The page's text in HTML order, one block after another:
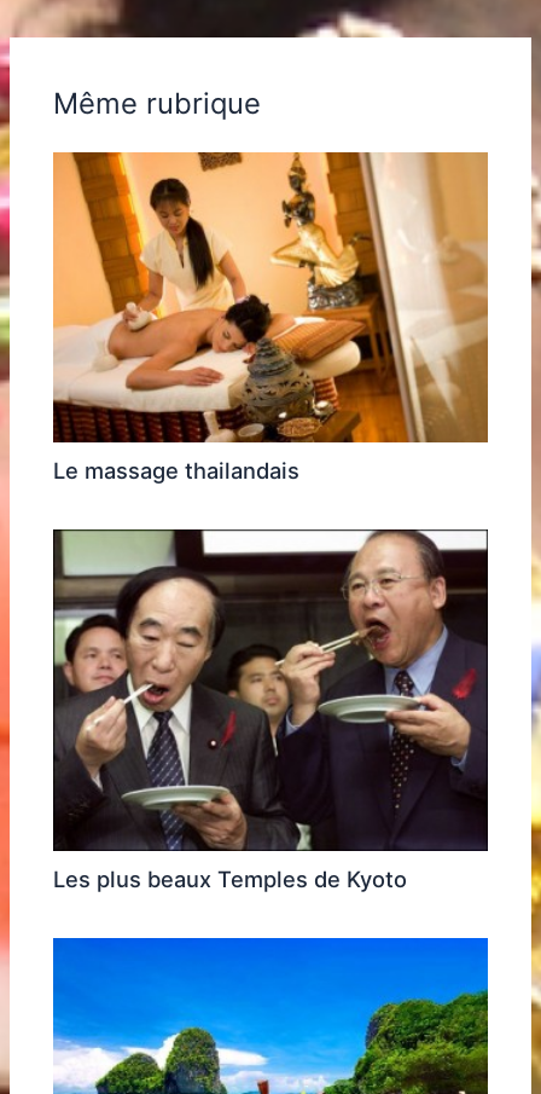
Même rubrique
Le massage thailandais
Les plus beaux Temples de Kyoto